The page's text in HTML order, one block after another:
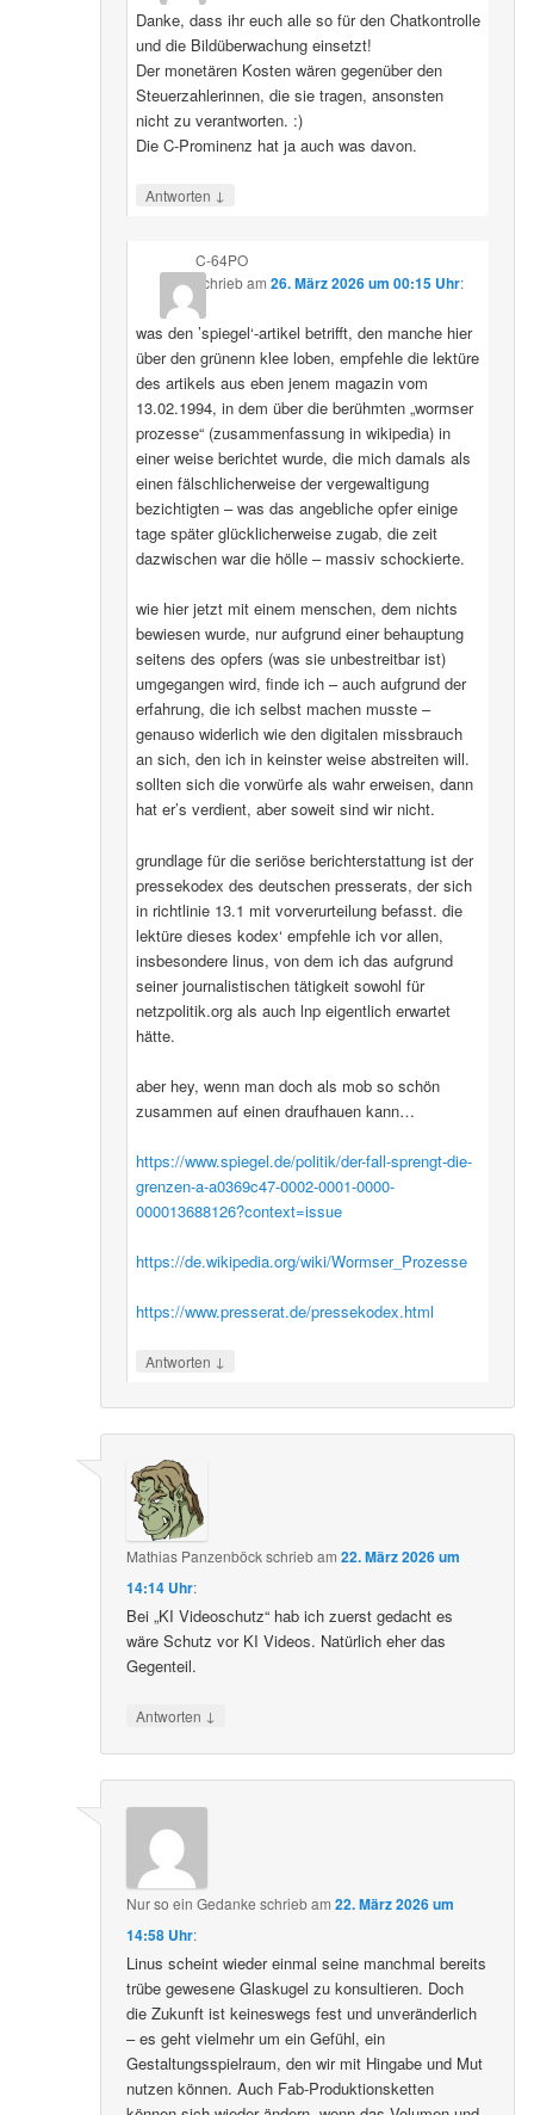
Danke, dass ihr euch alle so für den Chatkontrolle
und die Bildüberwachung einsetzt!
Der monetären Kosten wären gegenüber den
Steuerzahlerinnen, die sie tragen, ansonsten
nicht zu verantworten. :)
Die C-Prominenz hat ja auch was davon.
Antworten ↓
C-64PO
schriebam 26. März 2026 um 00:15 Uhr:
was den ’spiegel‘-artikel betrifft, den manche hier
über den grünenn klee loben, empfehle die lektüre
des artikels aus eben jenem magazin vom
13.02.1994, in dem über die berühmten „wormser
prozesse“ (zusammenfassung in wikipedia) in
einer weise berichtet wurde, die mich damals als
einen fälschlicherweise der vergewaltigung
bezichtigten – was das angebliche opfer einige
tage später glücklicherweise zugab, die zeit
dazwischen war die hölle – massiv schockierte.
wie hier jetzt mit einem menschen, dem nichts
bewiesen wurde, nur aufgrund einer behauptung
seitens des opfers (was sie unbestreitbar ist)
umgegangen wird, finde ich – auch aufgrund der
erfahrung, die ich selbst machen musste –
genauso widerlich wie den digitalen missbrauch
an sich, den ich in keinster weise abstreiten will.
sollten sich die vorwürfe als wahr erweisen, dann
hat er’s verdient, aber soweit sind wir nicht.
grundlage für die seriöse berichterstattung ist der
pressekodex des deutschen presserats, der sich
in richtlinie 13.1 mit vorverurteilung befasst. die
lektüre dieses kodex‘ empfehle ich vor allen,
insbesondere linus, von dem ich das aufgrund
seiner journalistischen tätigkeit sowohl für
netzpolitik.org als auch lnp eigentlich erwartet
hätte.
aber hey, wenn man doch als mob so schön
zusammen auf einen draufhauen kann…
https://www.spiegel.de/politik/der-fall-sprengt-die-
grenzen-a-a0369c47-0002-0001-0000-
000013688126?context=issue
https://de.wikipedia.org/wiki/Wormser_Prozesse
https://www.presserat.de/pressekodex.html
Antworten ↓
Mathias Panzenböckschriebam22. März 2026 um
14:14 Uhr:
Bei „KI Videoschutz“ hab ich zuerst gedacht es
wäre Schutz vor KI Videos. Natürlich eher das
Gegenteil.
Antworten ↓
Nur so ein Gedanke schriebam22. März 2026 um
14:58 Uhr:
Linus scheint wieder einmal seine manchmal bereits
trübe gewesene Glaskugel zu konsultieren. Doch
die Zukunft ist keineswegs fest und unveränderlich
– es geht vielmehr um ein Gefühl, ein
Gestaltungsspielraum, den wir mit Hingabe und Mut
nutzen können. Auch Fab-Produktionsketten